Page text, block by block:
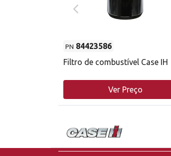
PN 84423586
Filtro de combustível Case IH
Ver Preço